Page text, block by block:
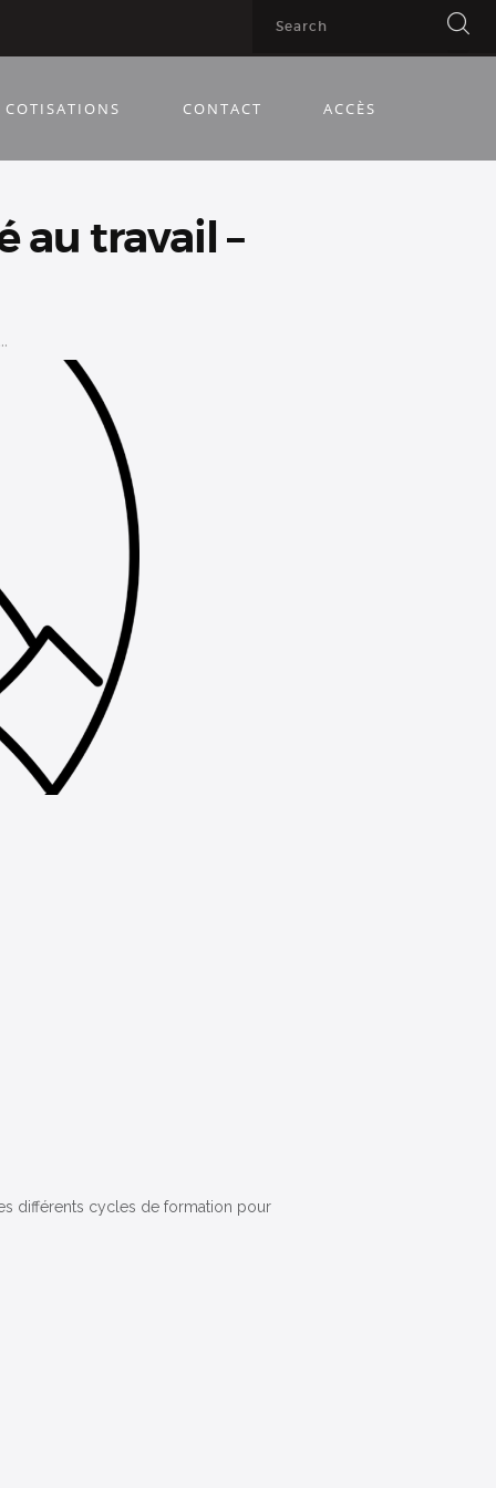
COTISATIONS CONTACT ACCÈS
au travail –
différents cycles de formation pour